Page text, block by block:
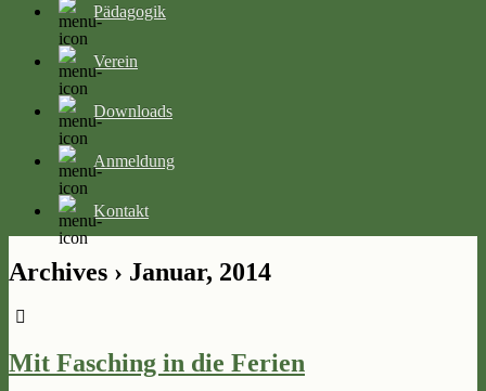
Pädagogik
Verein
Downloads
Anmeldung
Kontakt
Archives › Januar, 2014
Mit Fasching in die Ferien